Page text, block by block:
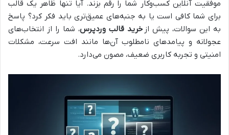
موفقیت آنلاین کسب‌وکار شما را رقم بزند. آیا تنها ظاهر یک قالب
برای شما کافی است یا به جنبه‌های عمیق‌تری باید فکر کرد؟ پاسخ
به این سوالات، پیش از خرید قالب وردپرس، شما را از انتخاب‌های
عجولانه و پیامدهای نامطلوب آن‌ها مانند افت سرعت، مشکلات
امنیتی و تجربه کاربری ضعیف، مصون می‌دارد.